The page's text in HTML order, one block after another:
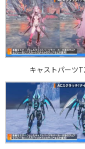
キャストパーツ